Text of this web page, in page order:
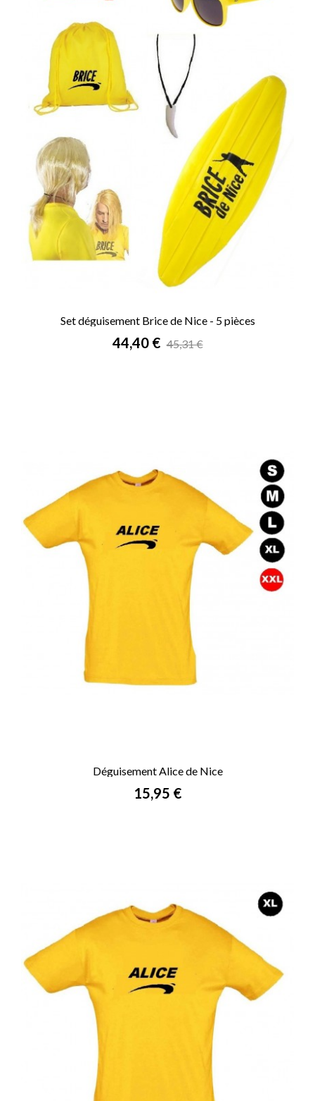
Set déguisement Brice de Nice - 5 pièces
Prix
44,40 € 45,31 €
Déguisement Alice de Nice
Prix
15,95 €